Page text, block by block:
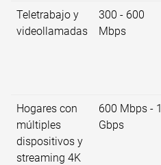
Teletrabajo y
videollamadas
300 - 600
Mbps
Hogares con
múltiples
dispositivos y
streaming 4K
600 Mbps - 1
Gbps